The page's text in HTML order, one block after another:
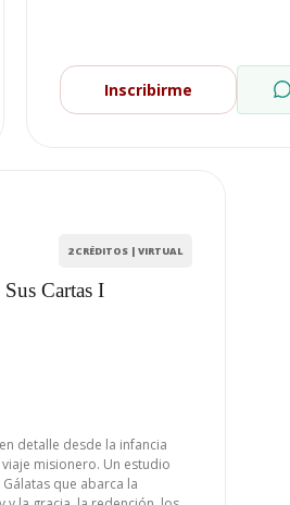
Inscribirme
2 CRÉDITOS | VIRTUAL
Cartas I
detalle desde la infancia
misionero. Un estudio
que abarca la